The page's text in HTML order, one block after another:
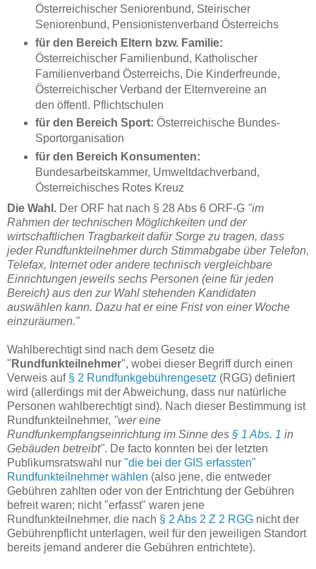
Österreichischer Seniorenbund, Steirischer
Seniorenbund, Pensionistenverband Österreichs
für den Bereich Eltern bzw. Familie:
Österreichischer Familienbund, Katholischer
Familienverband Österreichs, Die Kinderfreunde,
Österreichischer Verband der Elternvereine an
den öffentl. Pflichtschulen
für den Bereich Sport: Österreichische Bundes-
Sportorganisation
für den Bereich Konsumenten:
Bundesarbeitskammer, Umweltdachverband,
Österreichisches Rotes Kreuz
Die Wahl. Der ORF hat nach § 28 Abs 6 ORF-G "im
Rahmen der technischen Möglichkeiten und der
wirtschaftlichen Tragbarkeit dafür Sorge zu tragen, dass
jeder Rundfunkteilnehmer durch Stimmabgabe über Telefon,
Telefax, Internet oder andere technisch vergleichbare
Einrichtungen jeweils sechs Personen (eine für jeden
Bereich) aus den zur Wahl stehenden Kandidaten
auswählen kann. Dazu hat er eine Frist von einer Woche
einzuräumen."
Wahlberechtigt sind nach dem Gesetz die
" Rundfunkteilnehmer", wobei dieser Begriff durch einen
Verweis auf § 2 Rundfunkgebührengesetz (RGG) definiert
wird (allerdings mit der Abweichung, dass nur natürliche
Personen wahlberechtigt sind). Nach dieser Bestimmung ist
Rundfunkteilnehmer, "wer eine
Rundfunkempfangseinrichtung im Sinne des § 1 Abs. 1 in
Gebäuden betreibt". De facto konnten bei der letzten
Publikumsratswahl nur "die bei der GIS erfassten"
Rundfunkteilnehmer wählen (also jene, die entweder
Gebühren zahlten oder von der Entrichtung der Gebühren
befreit waren; nicht "erfasst" waren jene
Rundfunkteilnehmer, die nach § 2 Abs 2 Z 2 RGG nicht der
Gebührenpflicht unterlagen, weil für den jeweiligen Standort
bereits jemand anderer die Gebühren entrichtete).